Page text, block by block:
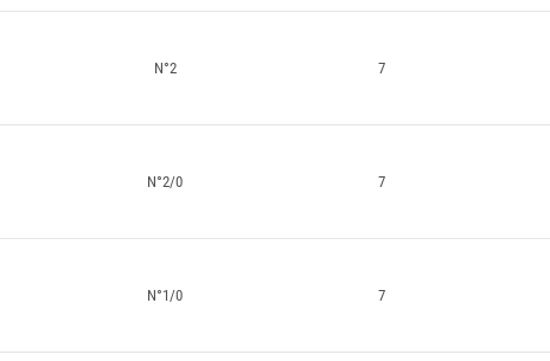
N°2 7
N°2/0 7
N°1/0 7